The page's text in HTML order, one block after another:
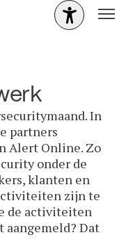
In
partners
Alert Online. Zo
onder de
klanten en
zijn te
de activiteiten
aangemeld? Dat